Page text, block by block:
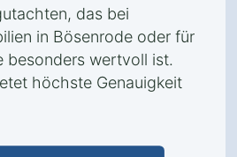
das bei
in Bösenrode oder für
besonders wertvoll ist.
höchste Genauigkeit